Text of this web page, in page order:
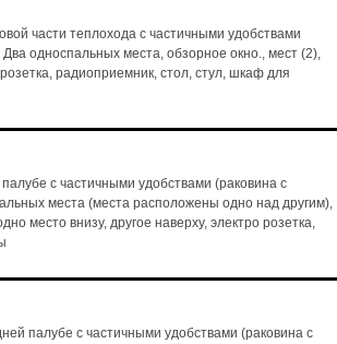
части теплохода с частичными удобствами
односпальных места, обзорное окно., мест (2),
радиоприемник, стол, стул, шкаф для
с частичными удобствами (раковина с
места (места расположены одно над другим),
место внизу, другое наверху, электро розетка,
палубе с частичными удобствами (раковина с